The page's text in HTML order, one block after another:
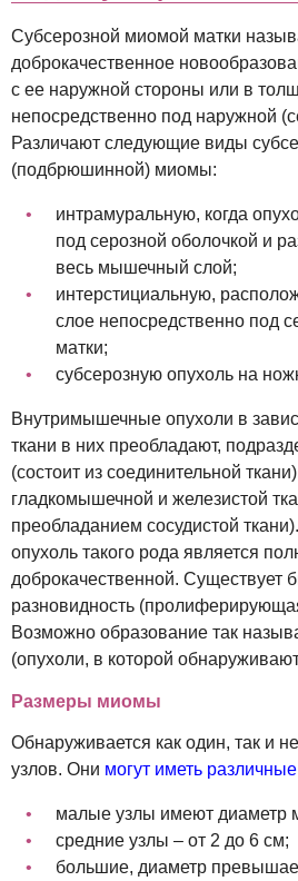
Субсерозной миомой матки
доброкачественное
с ее наружной стороны или в
непосредственно под наружной
Различают следующие виды
(подбрюшинной) миомы:
интрамуральную, когда
под серозной оболочкой и
весь мышечный слой;
интерстициальную,
слое непосредственно под
матки;
субсерозную опухоль на
Внутримышечные опухоли в
ткани в них преобладают,
(состоит из соединительной
гладкомышечной и железистой
преобладанием сосудистой
опухоль такого рода является
доброкачественной. Существует
разновидность
Возможно образование так
(опухоли, в которой
Размеры миомы
Обнаруживается как один, так и
узлов. Они могут иметь
малые узлы имеют диаметр
средние узлы – от 2 до 6 см;
большие, диаметр